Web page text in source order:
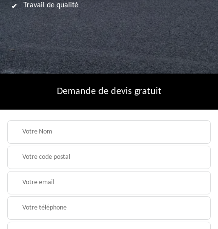
Travail de qualité
Demande de devis gratuit